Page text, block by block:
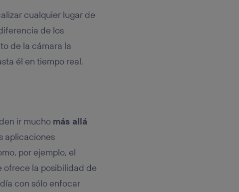
cualquier lugar de
de los
de la cámara la
él en tiempo real.
ir mucho más allá
aplicaciones
por ejemplo, el
ofrece la posibilidad de
con sólo enfocar